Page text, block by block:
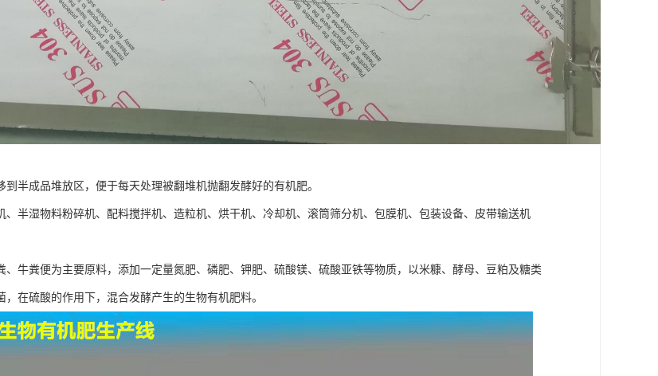
到半成品堆放区，便于每天处理被翻堆机抛翻发酵好的有机肥。
、半湿物料粉碎机、配料搅拌机、造粒机、烘干机、冷却机、滚筒筛分机、包膜机、包装设备、皮带输送机
、牛粪便为主要原料，添加一定量氮肥、磷肥、钾肥、硫酸镁、硫酸亚铁等物质，以米糠、酵母、豆粕及糖类
，在硫酸的作用下，混合发酵产生的生物有机肥料。